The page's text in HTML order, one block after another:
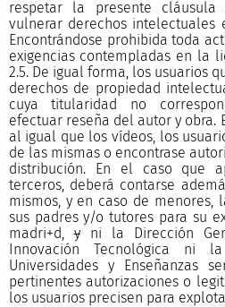
respetar la presente
vulnerar derechos intelectuales
Encontrándose prohibida toda
exigencias contempladas en la
2.5. De igual forma, los usuarios
derechos de propiedad
cuya titularidad no
efectuar reseña del autor y obra.
al igual que los vídeos, los
de las mismas o encontrase
distribución. En el caso que
terceros, deberá contarse
mismos, y en caso de menores,
sus padres y/o tutores para su
madri+d,yni la Dirección
Innovación Tecnológica ni
Universidades y Enseñanzas
pertinentes autorizaciones o
los usuarios precisen para